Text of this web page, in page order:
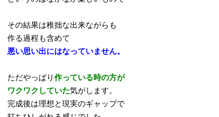
その結果は稚拙な出来ながらも
作る過程も含めて
悪い思い出にはなっていません。
ただやっぱり作っている時の方が
ワクワクしていた気がします。
完成後は理想と現実のギャップで